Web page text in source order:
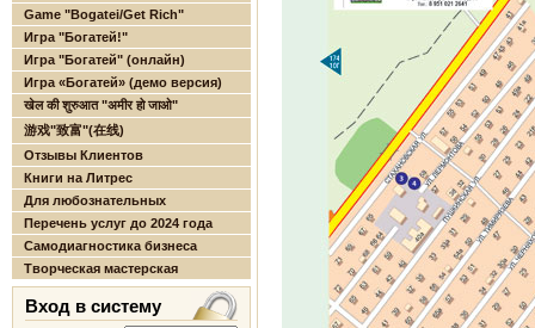
Game "Bogatei/Get Rich"
Игра "Богатей!"
Игра "Богатей" (онлайн)
Игра «Богатей» (демо версия)
खेल की शुरुआत "अमीर हो जाओ"
游戏"致富"(在线)
Отзывы Клиентов
Книги на Литрес
Для любознательных
Перечень услуг до 2024 года
Самодиагностика бизнеса
Творческая мастерская
Вход в систему